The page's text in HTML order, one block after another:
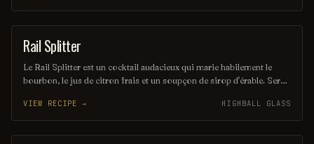
de cocktails d'été. Sa présentation colorée et son goût unique en
font un véritable trésor à découvrir.
COCKTAIL
Rail Splitter
Le Rail Splitter est un cocktail audacieux qui marie habilement le
bourbon, le jus de citron frais et un soupçon de sirop d'érable. Servi
évoquant les saveurs rustiques du terroir américain. Parfait pour les
amateurs de cocktails classiques revisités, il saura séduire vos
papilles.
VIEW RECIPE → HIGHBALL GLASS